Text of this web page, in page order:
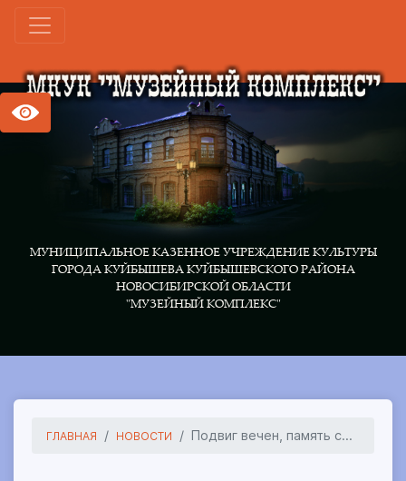
МУНИЦИПАЛЬНОЕ КАЗЕННОЕ УЧРЕЖДЕНИЕ КУЛЬТУРЫ
ГОРОДА КУЙБЫШЕВА КУЙБЫШЕВСКОГО РАЙОНА
НОВОСИБИРСКОЙ ОБЛАСТИ
"МУЗЕЙНЫЙ КОМПЛЕКС"
ГЛАВНАЯ НОВОСТИ Подвиг вечен, память с...